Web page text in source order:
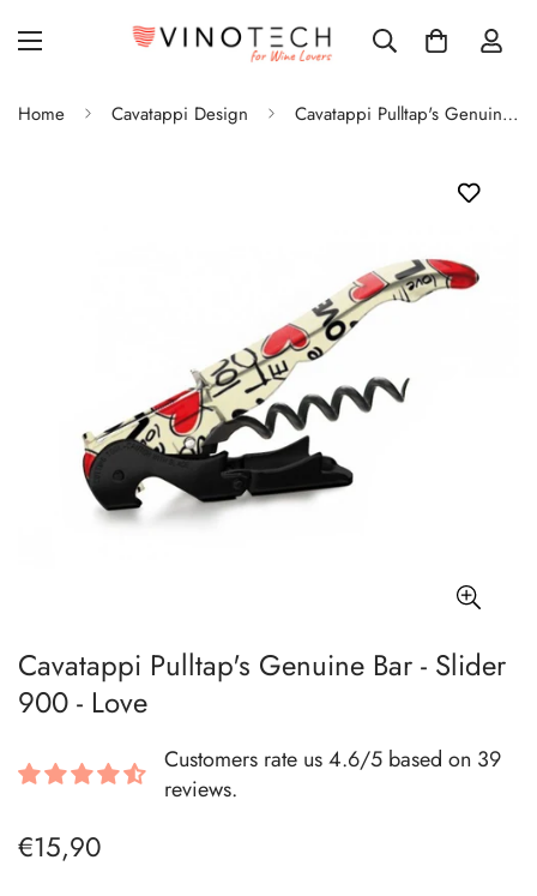
Home Cavatappi Design Cavatappi Pulltap's Genuine Bar - Slider 900 - Love
Cavatappi Pulltap's Genuine Bar - Slider
900 - Love
Customers rate us 4.6/5 based on 39
reviews.
Prezzo
€15,90